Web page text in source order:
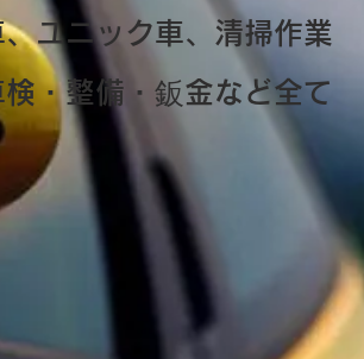
ユニック車、清掃作業
・整備・鈑金など全て